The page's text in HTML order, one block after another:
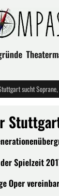
sucht
Spielzeit
Oper